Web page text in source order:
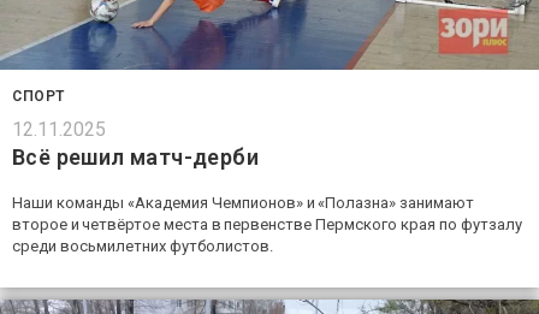
СПОРТ
12.11.2025
Всё решил матч-дерби
Наши команды «Академия Чемпионов» и «Полазна» занимают
второе и четвёртое места в первенстве Пермского края по футзалу
среди восьмилетних футболистов.